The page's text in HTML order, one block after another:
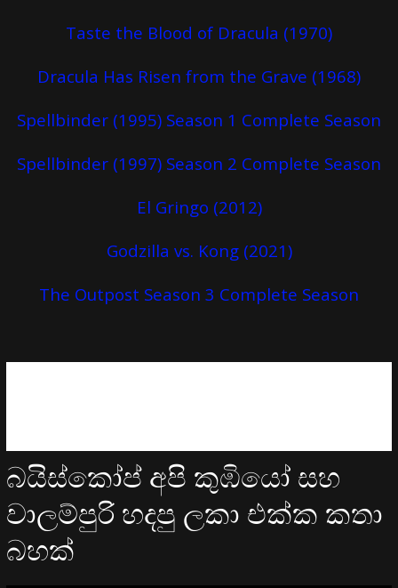
Taste the Blood of Dracula (1970)
Dracula Has Risen from the Grave (1968)
Spellbinder (1995) Season 1 Complete Season
Spellbinder (1997) Season 2 Complete Season
El Gringo (2012)
Godzilla vs. Kong (2021)
The Outpost Season 3 Complete Season
බයිස්කෝප් අපි කුඹියෝ සහ
වාලම්පුරි හදපු ලකා එක්ක කතා
බහක්